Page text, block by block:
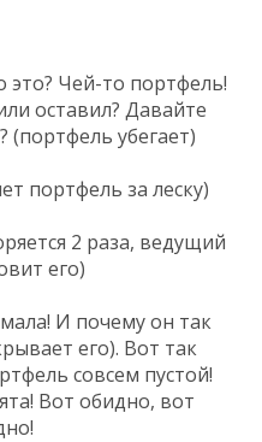
это? Чей-то портфель!
оставил? Давайте
убегает)
портфель за леску)
2 раза, ведущий
его)
И почему он так
его). Вот так
совсем пустой!
Вот обидно, вот